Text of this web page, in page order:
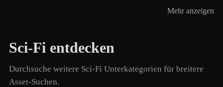
Mehr anzeigen
Sci-Fi entdecken
Durchsuche weitere Sci-Fi Unterkategorien für breitere
Asset-Suchen.